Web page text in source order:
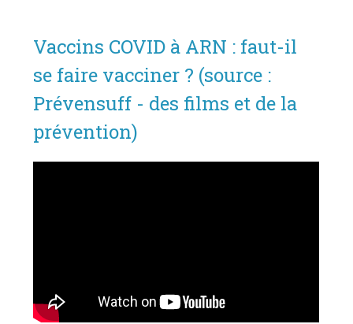
Vaccins COVID à ARN : faut-il
se faire vacciner ? (source :
Prévensuff - des films et de la
prévention)